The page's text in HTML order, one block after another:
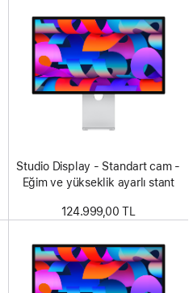
Studio Display - Standart cam -
Eğim ve yükseklik ayarlı stant
124.999,00 TL